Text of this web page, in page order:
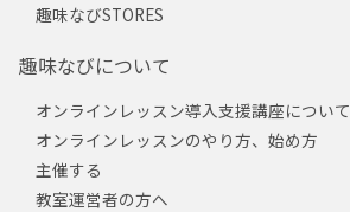
趣味なびSTORES
趣味なびについて
オンラインレッスン導入支援講座について
オンラインレッスンのやり方、始め方
主催する
教室運営者の方へ